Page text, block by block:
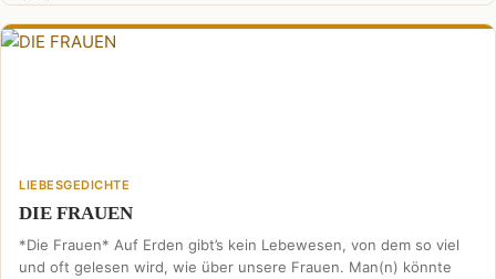
LIEBESGEDICHTE
DIE FRAUEN
*Die Frauen* Auf Erden gibt’s kein Lebewesen, von dem so viel
und oft gelesen wird, wie über unsere Frauen. Man(n) könnte